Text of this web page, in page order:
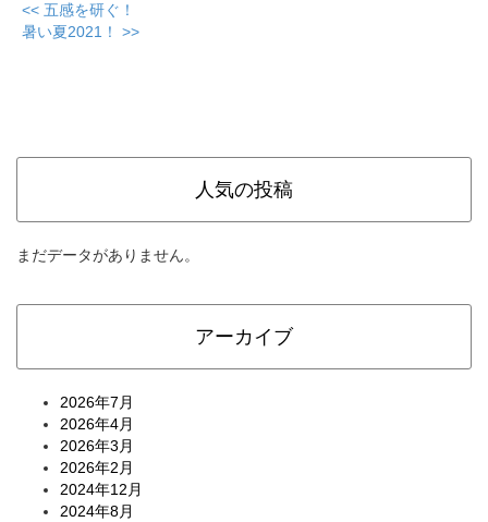
<< 五感を研ぐ！
暑い夏2021！ >>
人気の投稿
まだデータがありません。
アーカイブ
2026年7月
2026年4月
2026年3月
2026年2月
2024年12月
2024年8月